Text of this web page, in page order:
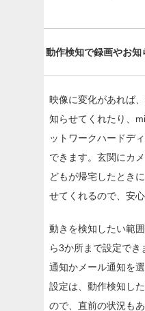
動作検知で録画やお知
映像に変化があれば
知らせてくれたり、
ットワークハードデ
できます。玄関にカ
どもが帰宅したとき
せてくれるので、安心
動きを検知したい範
ら3か所まで設定でき
通知かメール通知を
設定は、動作検知し
ので、直前の状況も